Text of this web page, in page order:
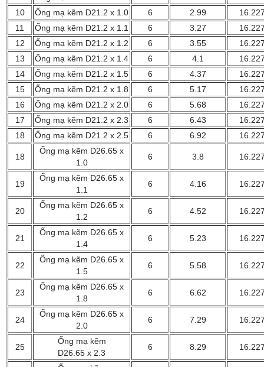
10
Ống mạ kẽm D21.2 x 1.0 6 2.99
11
Ống mạ kẽm D21.2 x 1.1 6 3.27
12
Ống mạ kẽm D21.2 x 1.2 6 3.55
13
Ống mạ kẽm D21.2 x 1.4 6 4.1
14
Ống mạ kẽm D21.2 x 1.5 6 4.37
15
Ống mạ kẽm D21.2 x 1.8 6 5.17
16
Ống mạ kẽm D21.2 x 2.0 6 5.68
17
Ống mạ kẽm D21.2 x 2.3 6 6.43
18
Ống mạ kẽm D21.2 x 2.5 6 6.92
18
Ống mạ kẽm D26.65 x
1.0
6 3.8
19
Ống mạ kẽm D26.65 x
1.1
6 4.16
20
Ống mạ kẽm D26.65 x
1.2
6 4.52
21
Ống mạ kẽm D26.65 x
1.4
6 5.23
22
Ống mạ kẽm D26.65 x
1.5
6 5.58
23
Ống mạ kẽm D26.65 x
1.8
6 6.62
24
Ống mạ kẽm D26.65 x
2.0
6 7.29
25
Ống mạ kẽm
D26.65 x 2.3
6 8.29